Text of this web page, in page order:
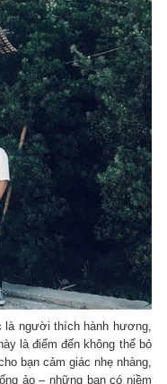
là người thích hành hương,
là điểm đến không thể bỏ
bạn cảm giác nhẹ nhàng,
ảo – những bạn có niềm